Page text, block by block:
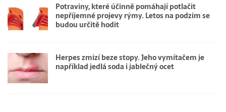
Potraviny, které účinně pomáhají potlačit
nepříjemné projevy rýmy. Letos na podzim se
budou určitě hodit
Herpes zmizí beze stopy. Jeho vymítačem je
například jedlá soda i jablečný ocet